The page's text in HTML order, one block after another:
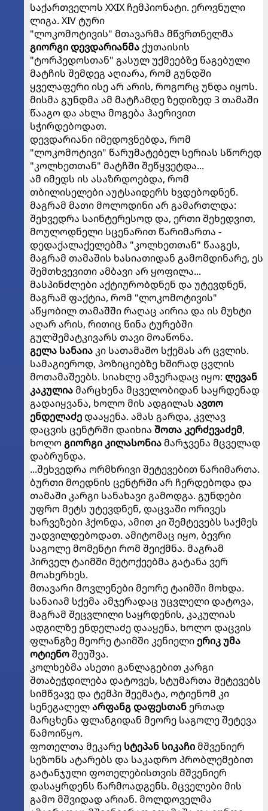
საქართველოს XXIX ჩემპიონატი. ეროვნული
ლიგა. XIV ტური
"ლოკომოტივის" მთავარმა მწვრთნელმა
გიორგი დევდარიანმაქუთაისის
"ტორპედოსთან" გასულ უქმეებზე წაგებული
მატჩის შემდეგ აღიარა, რომ გუნდში
ყველაფერი ისე არ არის, როგორც უნდა იყოს.
მისმა გუნდმა ამ მატჩამდე ზედიზედ 3 თამაში
წააგო და ახლა მოგება ჰაერივით
სჭირდებოდათ.
დევდარიანი იმედოვნებდა, რომ
"ლოკომოტივი" წარუმატებელ სერიას სწორედ
"კოლხეთთან" მატჩში შეწყვეტდა...
ამ იმედს ის ასაზრდოებდა, რომ
თბილისელები აუტსაიდერს ხვდებოდნენ.
მაგრამ მათი მოლოდინი არ გამართლდა:
შეხვედრა საინტერესოდ და, ერთი შეხედვით,
მოულოდნელი სცენარით წარიმართა -
დედაქალაქელებმა "კოლხეთთან" წააგეს,
მაგრამ თამაშის ხასიათიდან გამომდინარე, ეს
შემთხვევითი ამბავი არ ყოფილა...
მასპინძლები აქტიურობდნენ და უტევდნენ,
მაგრამ ფაქტია, რომ "ლოკომოტივის"
აწყობილ თამაშში რაღაც აირია და ის მუხტი
აღარ არის, რითიც წინა ტურებში
გულშემატკივარს თავი მოაწონა.
გელა სანაიაკი სათამაშო სქემას არ ცვლის.
სამაგიეროდ, პოზიციებზე ხშირად ცვლის
მოთამაშეებს. სიახლე ამჯერადაც იყო: ლევან
კაკულიამარცხენა მცველობიდან საყრდენად
გადაიყვანა, ხოლო მის ადგილას ავთო
ენდელაძედააყენა. ამას გარდა, კვლავ
დაცვის ცენტრში დაიხია შოთა კერძევაძემ,
ხოლო გიორგი კილასონიამარჯვენა მცველად
დაბრუნდა.
...შეხვედრა ორმხრივი შეტევებით წარიმართა.
ბურთი მოედნის ცენტრში არ ჩერდებოდა და
თამაში კარგი სანახავი გამოდგა. გუნდები
უფრო მეტს უტევდნენ, დაცვაში ორივეს
ხარვეზები ჰქონდა, ამით კი შემტევებს საქმეს
უადვილდებოდათ. ამიტომაც იყო, ბევრი
საგოლე მომენტი რომ შეიქმნა. მაგრამ
პირველ ტაიმში მეტოქეებმა გატანა ვერ
მოახერხეს.
მთავარი მოვლენები მეორე ტაიმში მოხდა.
სანაიამ სქემა ამჯერადაც უცვლელი დატოვა,
მაგრამ შეცვლილი საყრდენის, კაკულიას
ადგილზე ენდელაძე დააყენა, ხოლო დაცვის
ფლანგზე მეორე ტაიმში კენიელიერიკ უმა
ოტიენოშეუშვა.
კოლხებმა ასეთი განლაგებით კარგი
შთაბეჭდილება დატოვეს, სტუმართა შეტევებს
სიმწვავე და ტემპი შეემატა, ოტიენომ კი
სენეგალელარფანგ დაფესთანერთად
მარცხენა ფლანგიდან მეორე საგოლე შეტევა
წამოიწყო.
ფოთელთა მეკარე სტეპან სიკაჩიმშვენიერ
სეზონს ატარებს და საკადრო პრობლემებით
გატანჯული ფოთელებისთვის მშვენიერ
დასაყრდენს წარმოადგენს. მცველები მის
გამო მშვიდად არიან. მოლდოველმა